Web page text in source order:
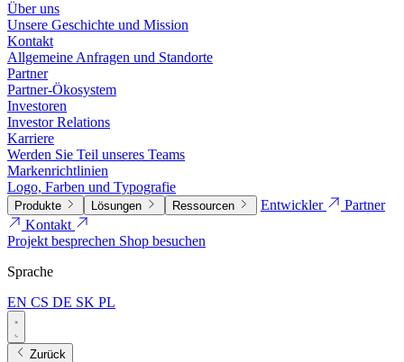
Über uns
Unsere Geschichte und Mission
Kontakt
Allgemeine Anfragen und Standorte
Partner
Partner-Ökosystem
Investoren
Investor Relations
Karriere
Werden Sie Teil unseres Teams
Markenrichtlinien
Logo, Farben und Typografie
Produkte Lösungen Ressourcen Entwickler
Partner
Kontakt
Projekt besprechen Shop besuchen
Sprache
EN CS DE SK PL
Zurück